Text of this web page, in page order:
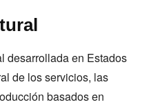
desarrollada en Estados
de los servicios, las
basados en